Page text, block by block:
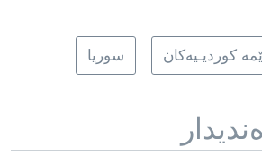
کوردیـیه‌کان سوریا